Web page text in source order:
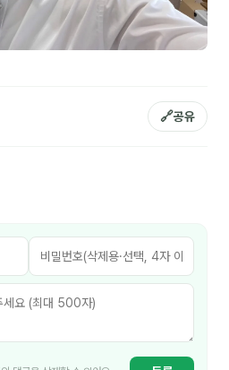
🔗공유